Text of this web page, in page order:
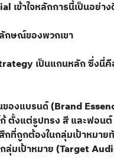
เข้าใจหลักการนี้เป็นอย่า
กษณ์ของพวกเขา
เป็นแกนหลัก ซึ่งนี่
ของแบรนด์ (Brand
ตั้งแต่รูปทรง สี และฟอน
กที่ถูกต้องในกลุ่มเป้าหมาย
ลุ่มเป้าหมาย (Target